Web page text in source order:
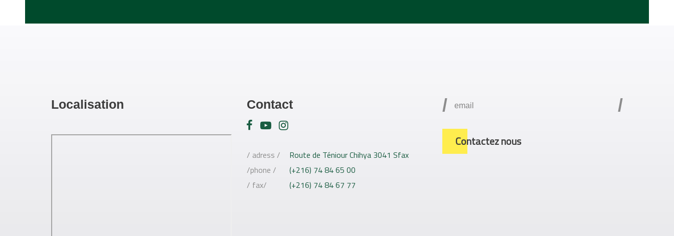
Localisation Contact
/ adress /
Route de Téniour Chihya 3041 Sfax
/phone /
(+216) 74 84 65 00
/ fax/
(+216) 74 84 67 77
/ /
Contactez nous